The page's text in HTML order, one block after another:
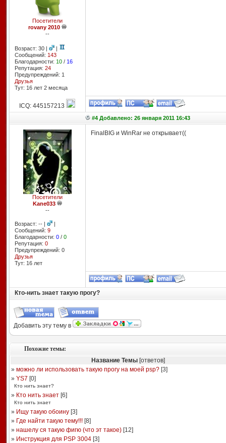
Посетители
rovany 2010
--
Возраст: 30 |
|
Сообщений: 143
Благодарности: 10/ 16
Репутация: 24
Предупреждений: 1
Друзья
Тут: 16 лет 2 месяцa
ICQ: 445157213
#4 Добавлено: 26 января 2011 16:43
Посетители
Kane033
--
Возраст: -- |
|
Сообщений: 9
Благодарности: 0/ 0
Репутация: 0
Предупреждений: 0
Друзья
Тут: 16 лет
FinalBIG и WinRar не открывает((
Кто-нить знает такую прогу?
Добавить эту тему в
Похожие темы:
Название Темы [ответов]
» можно ли использовать такую прогу на моей psp?[3]
» YS7 [0]
Кто нить знает?
» Кто нить знает[6]
Кто нить знает
» Ищу такую обоину[3]
» Где найти такую тему!!![8]
» нашелу ся такую фигю (что эт такое)[12]
» Инструкция для PSP 3004[3]